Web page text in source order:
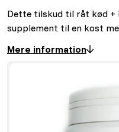
Dette tilskud til råt kød +
supplement til en kost
Mere information